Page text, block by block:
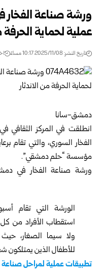
ورشة صناعة
عملية لحماية الحرفة
تاريخ النشر: 2025/11/08 10:17 مساءً اخر
دمشق-سانا
انطلقت في المركز الثقافي في
الفخار السوري، والتي تقام
مؤسسة “حلم دمشقي”.
الورشة التي تقام
استقطاب الأفراد من
ولا سيما الصغار،
للأطفال الذين يمتلكون
تطبيقات عملية لمراحل صناعة